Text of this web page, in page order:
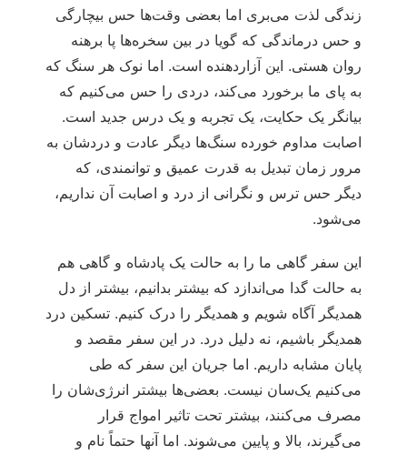
زندگی لذت می‌بری اما بعضی وقت‌ها حس بیچارگی
و حس درماندگی که گویا در بین سخره‌ها پا برهنه
روان هستی. این آزاردهنده است. اما نوک هر سنگ که
به پای ما برخورد می‌کند، دردی را حس می‌کنیم که
بیانگر یک حکایت، یک تجربه و یک درس جدید است.
اصابت مداوم خورده سنگ‌ها دیگر عادت و دردشان به
مرور زمان تبدیل به قدرت عمیق و توانمندی، که
دیگر حس ترس و نگرانی از درد و اصابت آن نداریم،
می‌شود.
این سفر گاهی ما را به حالت یک پادشاه و گاهی هم
به حالت گدا می‌اندازد که بیشتر بدانیم، بیشتر از دل
همدیگر آگاه شویم و همدیگر را درک کنیم. تسکین درد
همدیگر باشیم، نه دلیل درد. در این سفر مقصد و
پایان مشابه داریم. اما جریان این سفر که طی
می‌کنیم یک‌سان نیست. بعضی‌ها بیشتر انرژی‌شان را
مصرف می‌کنند، بیشتر تحت تاثیر امواج قرار
می‌گیرند، بالا و پایین می‌شوند. اما آنها حتماً نام و